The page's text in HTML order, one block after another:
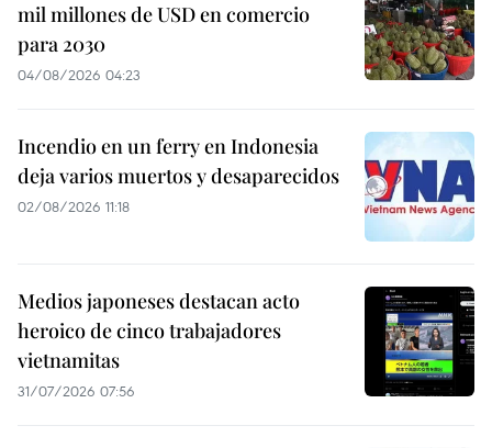
mil millones de USD en comercio
para 2030
04/08/2026 04:23
Incendio en un ferry en Indonesia
deja varios muertos y desaparecidos
02/08/2026 11:18
Medios japoneses destacan acto
heroico de cinco trabajadores
vietnamitas
31/07/2026 07:56